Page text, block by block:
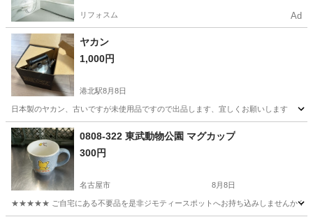
リフォスム Ad
ヤカン
1,000円
港北駅8月8日
日本製のヤカン、古いですが未使用品ですので出品します、宜しくお願いします
愛知 名古屋市 調理器具
0808-322 東武動物公園 マグカップ
300円
名古屋市 8月8日
★★★★★ ご自宅にある不要品を是非ジモティースポットへお持ち込みしませんか？